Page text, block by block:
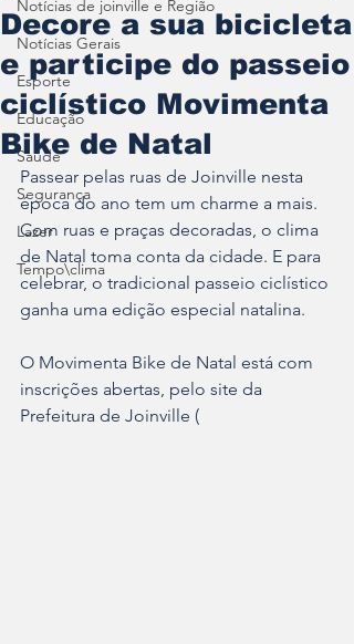
Notícias de joinville e Região
Notícias Gerais
Esporte
Educação
Saúde
Segurança
Lazer
Tempo\clima
Decore a sua bicicleta
e participe do passeio
ciclístico Movimenta
Bike de Natal
Passear pelas ruas de Joinville nesta
época do ano tem um charme a mais.
Com ruas e praças decoradas, o clima
de Natal toma conta da cidade. E para
celebrar, o tradicional passeio ciclístico
ganha uma edição especial natalina.
O Movimenta Bike de Natal está com
inscrições abertas, pelo site da
Prefeitura de Joinville (